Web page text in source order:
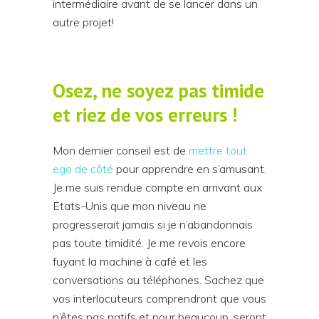
intermédiaire avant de se lancer dans un
autre projet!
Osez, ne soyez pas timide
et riez de vos erreurs !
Mon dernier conseil est de mettre tout
ego de côté pour apprendre en s’amusant.
Je me suis rendue compte en arrivant aux
Etats-Unis que mon niveau ne
progresserait jamais si je n’abandonnais
pas toute timidité. Je me revois encore
fuyant la machine à café et les
conversations au téléphones. Sachez que
vos interlocuteurs comprendront que vous